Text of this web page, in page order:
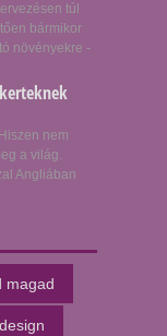
túl
bármikor
növényekre -
nem
a világ.
Angliában
magad
design